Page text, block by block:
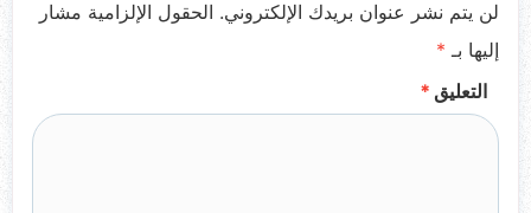
لن يتم نشر عنوان بريدك الإلكتروني. الحقول الإلزامية مشار
إليها بـ *
التعليق *